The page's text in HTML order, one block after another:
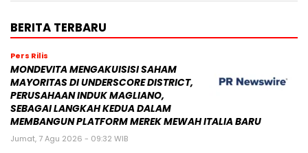
BERITA TERBARU
Pers Rilis
MONDEVITA MENGAKUISISI SAHAM
MAYORITAS DI UNDERSCORE DISTRICT,
PERUSAHAAN INDUK MAGLIANO,
SEBAGAI LANGKAH KEDUA DALAM
MEMBANGUN PLATFORM MEREK MEWAH ITALIA BARU
Jumat, 7 Agu 2026 - 09:32 WIB